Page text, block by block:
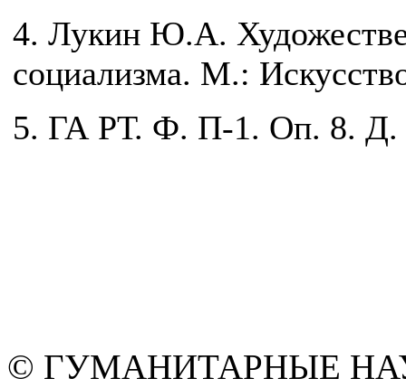
4. Лукин Ю.А.
социализма. М.:
5. ГА РТ. Ф. П-1. Оп. 8. Д.
© ГУМАНИТАРНЫЕ